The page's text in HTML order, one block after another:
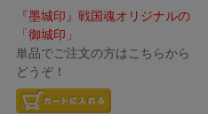
『墨城印』戦国魂オリジナルの
「御城印」
単品でご注文の方はこちらから
どうぞ！